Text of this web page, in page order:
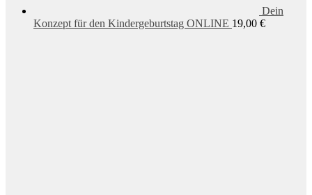
Dein
Konzept für den Kindergeburtstag ONLINE 19,00 €